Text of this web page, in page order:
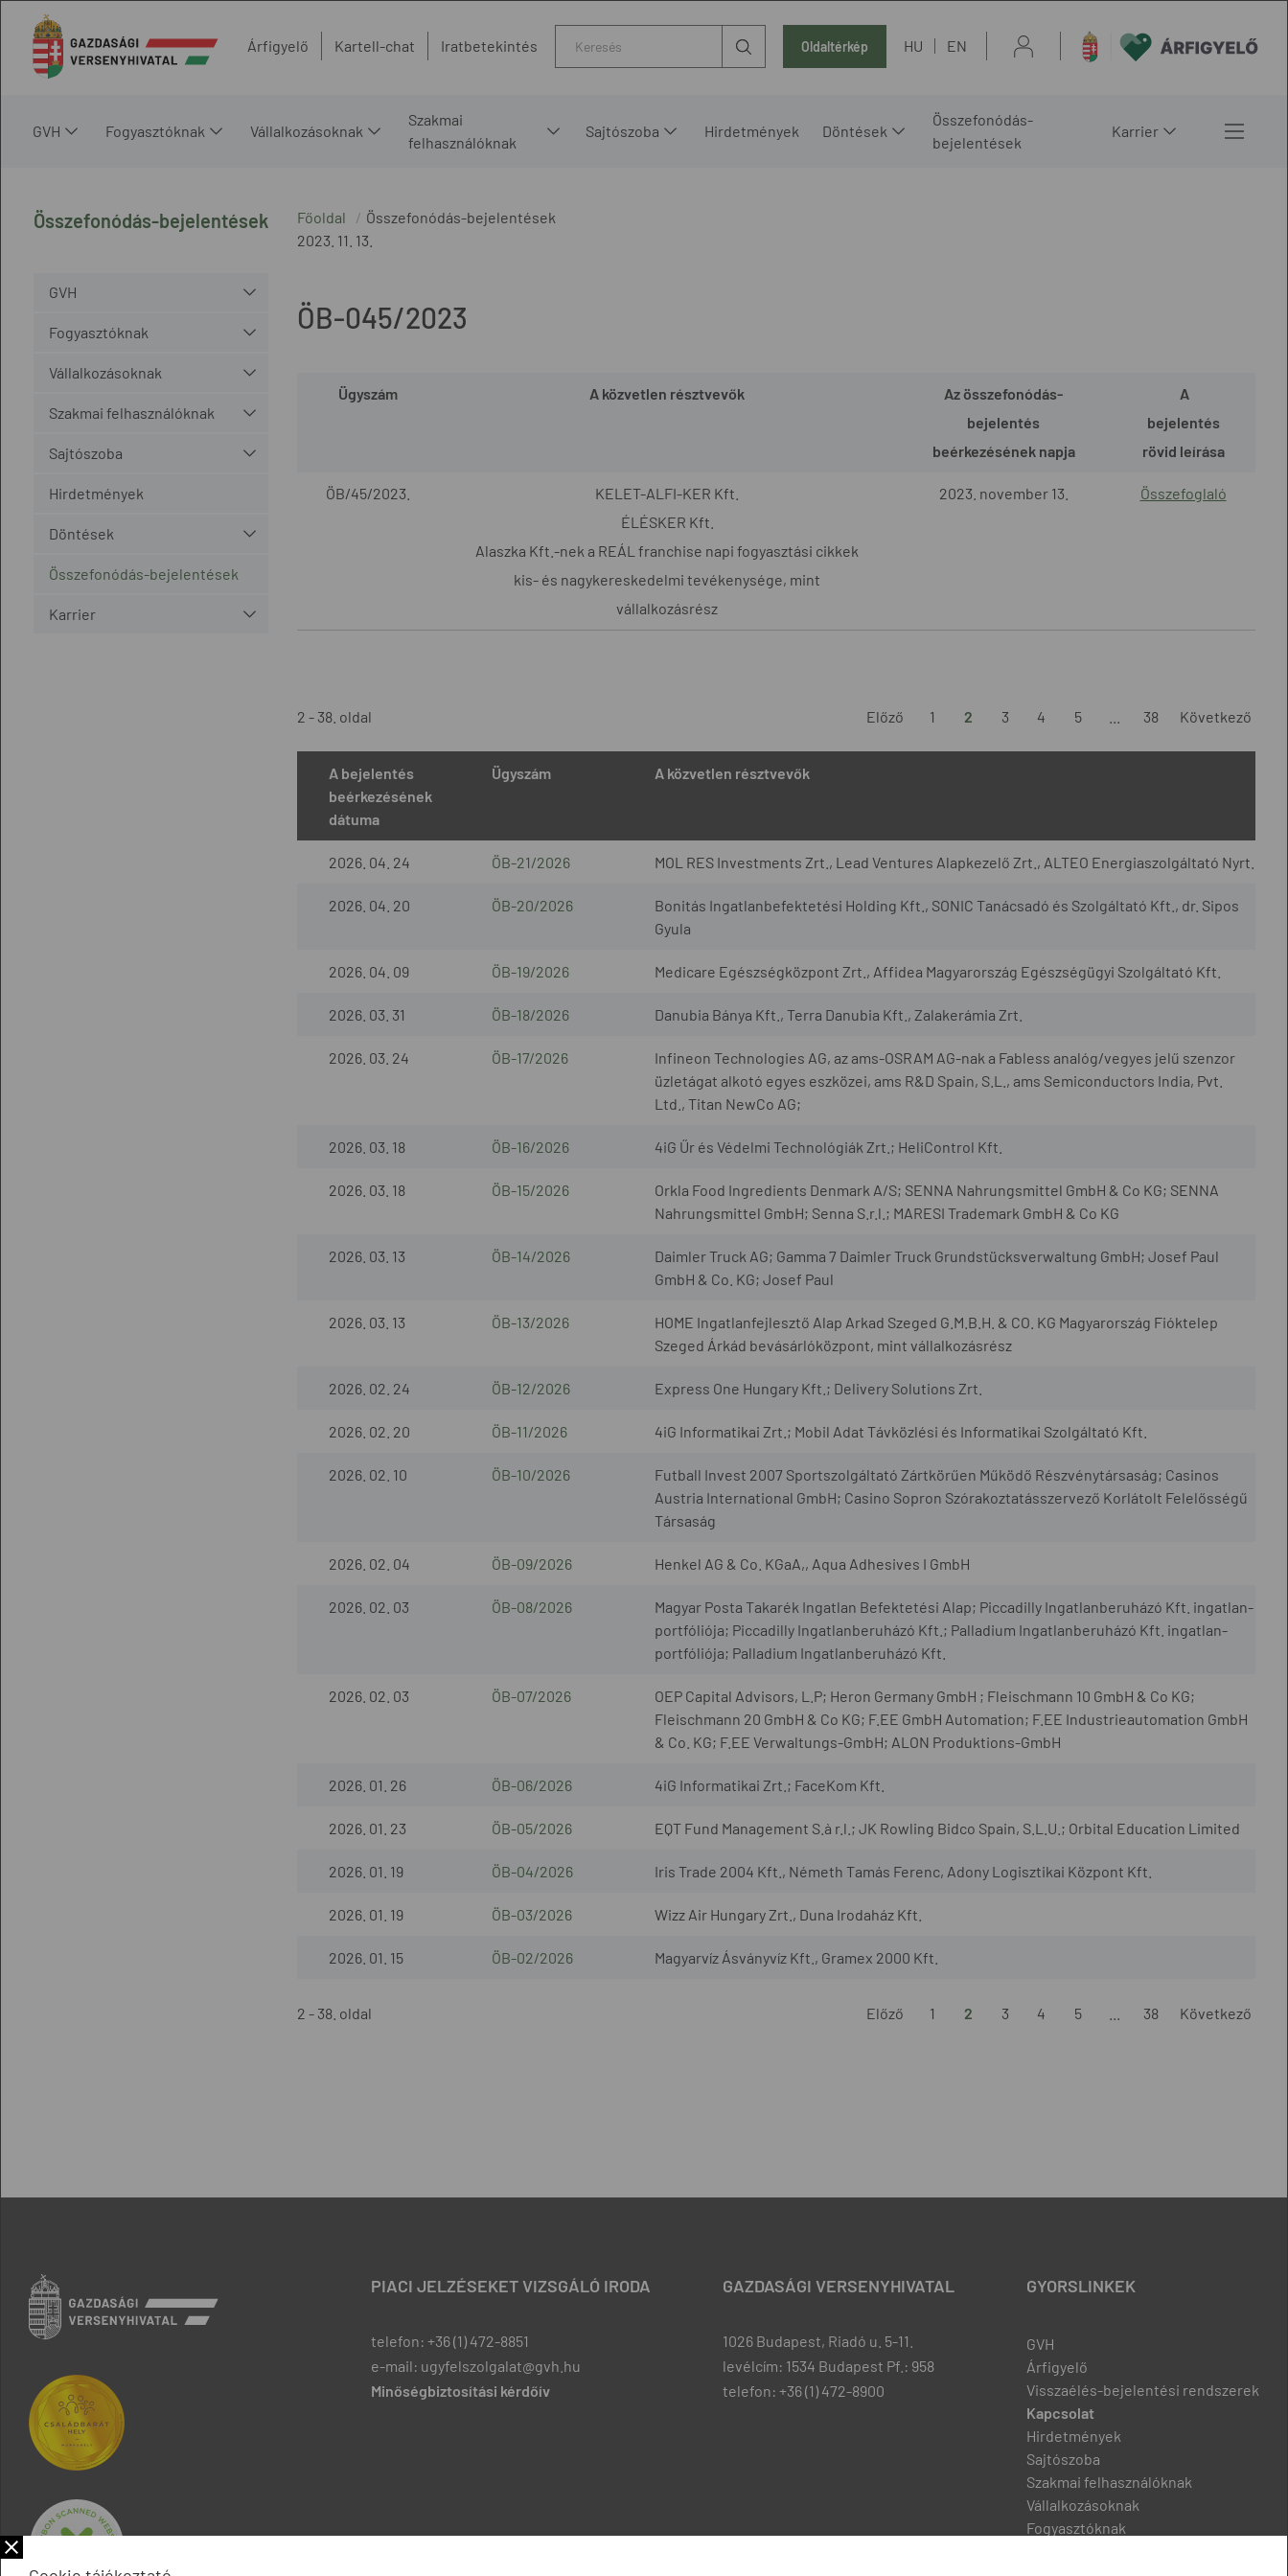
Árfigyelő Kartell-chat Iratbetekintés Oldaltérkép HU EN
GVH Fogyasztóknak Vállalkozásoknak
Szakmai
felhasználóknak
Sajtószoba Hirdetmények Döntések
Összefonódás-
bejelentések
Karrier
Összefonódás-bejelentések
GVH
Fogyasztóknak
Vállalkozásoknak
Szakmai felhasználóknak
Sajtószoba
Hirdetmények
Döntések
Összefonódás-bejelentések
Karrier
Főoldal
Összefonódás-bejelentések
2023. 11. 13.
ÖB-045/2023
Ügyszám A közvetlen résztvevők
Az összefonódás-
bejelentés
beérkezésének napja
A
bejelentés
rövid leírása
ÖB/45/2023.
KELET-ALFI-KER Kft.
ÉLÉSKER Kft.
Alaszka Kft.-nek a REÁL franchise napi fogyasztási cikkek
kis- és nagykereskedelmi tevékenysége, mint
vállalkozásrész
2023. november 13. Összefoglaló
2 - 38. oldal Előző 1 2 3 4 5 38 Következő
A bejelentés
beérkezésének
dátuma
Ügyszám A közvetlen résztvevők
2026. 04. 24 ÖB-21/2026 MOL RES Investments Zrt., Lead Ventures Alapkezelő Zrt., ALTEO Energiaszolgáltató Nyrt.
2026. 04. 20 ÖB-20/2026
Bonitás Ingatlanbefektetési Holding Kft., SONIC Tanácsadó és Szolgáltató Kft., dr. Sipos
Gyula
2026. 04. 09 ÖB-19/2026 Medicare Egészségközpont Zrt., Affidea Magyarország Egészségügyi Szolgáltató Kft.
2026. 03. 31 ÖB-18/2026 Danubia Bánya Kft., Terra Danubia Kft., Zalakerámia Zrt.
2026. 03. 24 ÖB-17/2026
Infineon Technologies AG, az ams-OSRAM AG-nak a Fabless analóg/vegyes jelű szenzor
üzletágat alkotó egyes eszközei, ams R&D Spain, S.L., ams Semiconductors India, Pvt.
Ltd., Titan NewCo AG;
2026. 03. 18 ÖB-16/2026 4iG Űr és Védelmi Technológiák Zrt.; HeliControl Kft.
2026. 03. 18 ÖB-15/2026
Orkla Food Ingredients Denmark A/S; SENNA Nahrungsmittel GmbH & Co KG; SENNA
Nahrungsmittel GmbH; Senna S.r.l.; MARESI Trademark GmbH & Co KG
2026. 03. 13 ÖB-14/2026
Daimler Truck AG; Gamma 7 Daimler Truck Grundstücksverwaltung GmbH; Josef Paul
GmbH & Co. KG; Josef Paul
2026. 03. 13 ÖB-13/2026
HOME Ingatlanfejlesztő Alap Arkad Szeged G.M.B.H. & CO. KG Magyarország Fióktelep
Szeged Árkád bevásárlóközpont, mint vállalkozásrész
2026. 02. 24 ÖB-12/2026 Express One Hungary Kft.; Delivery Solutions Zrt.
2026. 02. 20 ÖB-11/2026 4iG Informatikai Zrt.; Mobil Adat Távközlési és Informatikai Szolgáltató Kft.
2026. 02. 10 ÖB-10/2026
Futball Invest 2007 Sportszolgáltató Zártkörűen Működő Részvénytársaság; Casinos
Austria International GmbH; Casino Sopron Szórakoztatásszervező Korlátolt Felelősségű
Társaság
2026. 02. 04 ÖB-09/2026 Henkel AG & Co. KGaA,, Aqua Adhesives I GmbH
2026. 02. 03 ÖB-08/2026
Magyar Posta Takarék Ingatlan Befektetési Alap; Piccadilly Ingatlanberuházó Kft. ingatlan-
portfóliója; Piccadilly Ingatlanberuházó Kft.; Palladium Ingatlanberuházó Kft. ingatlan-
portfóliója; Palladium Ingatlanberuházó Kft.
2026. 02. 03 ÖB-07/2026
OEP Capital Advisors, L.P; Heron Germany GmbH ; Fleischmann 10 GmbH & Co KG;
Fleischmann 20 GmbH & Co KG; F.EE GmbH Automation; F.EE Industrieautomation GmbH
& Co. KG; F.EE Verwaltungs-GmbH; ALON Produktions-GmbH
2026. 01. 26 ÖB-06/2026 4iG Informatikai Zrt.; FaceKom Kft.
2026. 01. 23 ÖB-05/2026 EQT Fund Management S.à r.l.; JK Rowling Bidco Spain, S.L.U.; Orbital Education Limited
2026. 01. 19 ÖB-04/2026 Iris Trade 2004 Kft., Németh Tamás Ferenc, Adony Logisztikai Központ Kft.
2026. 01. 19 ÖB-03/2026 Wizz Air Hungary Zrt., Duna Irodaház Kft.
2026. 01. 15 ÖB-02/2026 Magyarvíz Ásványvíz Kft., Gramex 2000 Kft.
2 - 38. oldal Előző 1 2 3 4 5 38 Következő
PIACI JELZÉSEKET VIZSGÁLÓ IRODA
telefon: +36 (1) 472-8851
e-mail: ugyfelszolgalat@gvh.hu
Minőségbiztosítási kérdőív
GAZDASÁGI VERSENYHIVATAL
1026 Budapest, Riadó u. 5-11.
levélcím: 1534 Budapest Pf.: 958
telefon: +36 (1) 472-8900
GYORSLINKEK
GVH
Árfigyelő
Visszaélés-bejelentési rendszerek
Kapcsolat
Hirdetmények
Sajtószoba
Szakmai felhasználóknak
Vállalkozásoknak
Fogyasztóknak